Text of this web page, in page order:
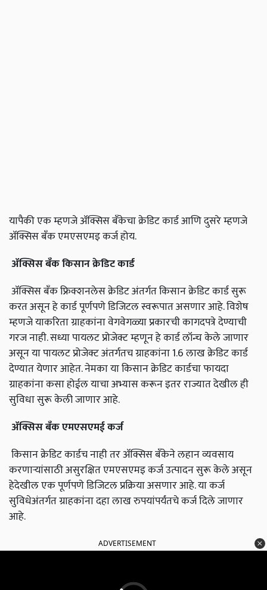
यापैकी एक म्हणजे ॲक्सिस बँकेचा क्रेडिट कार्ड आणि दुसरे म्हणजे
ॲक्सिस बँक एमएसएमइ कर्ज होय.
ॲक्सिसबँककिसानक्रेडिटकार्ड
ॲक्सिस बँक फ्रिक्शनलेस क्रेडिट अंतर्गत किसान क्रेडिट कार्ड सुरू
करत असून हे कार्ड पूर्णपणे डिजिटल स्वरूपात असणार आहे. विशेष
म्हणजे याकरिता ग्राहकांना वेगवेगळ्या प्रकारची कागदपत्रे देण्याची
गरज नाही. सध्या पायलट प्रोजेक्ट म्हणून हे कार्ड लॉन्च केले जाणार
असून या पायलट प्रोजेक्ट अंतर्गतच ग्राहकांना 1.6 लाख क्रेडिट कार्ड
देण्यात येणार आहेत. नेमका या किसान क्रेडिट कार्डचा फायदा
ग्राहकांना कसा होईल याचा अभ्यास करून इतर राज्यात देखील ही
सुविधा सुरू केली जाणार आहे.
ॲक्सिसबँकएमएसएमईकर्ज
किसान क्रेडिट कार्डच नाही तर ॲक्सिस बँकेने लहान व्यवसाय
करणाऱ्यांसाठी असुरक्षित एमएसएमइ कर्ज उत्पादन सुरू केले असून
हेदेखील एक पूर्णपणे डिजिटल प्रक्रिया असणार आहे. या कर्ज
सुविधेअंतर्गत ग्राहकांना दहा लाख रुपयांपर्यंतचे कर्ज दिले जाणार
आहे.
ADVERTISEMENT